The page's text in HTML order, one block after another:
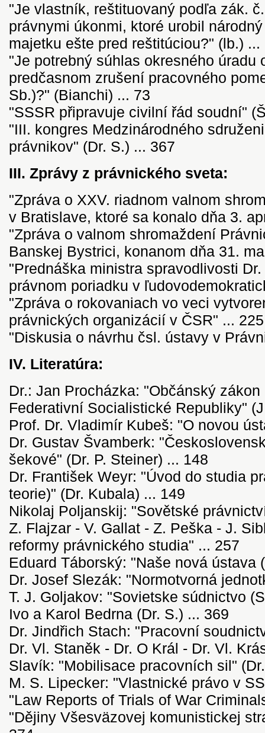
"Je vlastník, reštituovaný podľa zák.
právnymi úkonmi, ktoré urobil
majetku ešte pred reštitúciou?" (lb.) ...
"Je potrebný súhlas okresného úradu
predčasnom zrušení pracovného
Sb.)?" (Bianchi) ... 73
"SSSR připravuje civilní řád soudní"
"III. kongres Medzinárodného
právnikov" (Dr. S.) ... 367
III. Zprávy z právnického sveta:
"Zpráva o XXV. riadnom valnom
v Bratislave, ktoré sa konalo dňa 3.
"Zpráva o valnom shromaždení
Banskej Bystrici, konanom dňa 31.
"Prednáška ministra spravodlivosti
právnom poriadku v
"Zpráva o rokovaniach vo veci
právnických organizácií v ČSR" ... 225
"Diskusia o návrhu čsl. ústavy v
IV. Literatúra:
Dr.: Jan Procházka: "Občánský
Federativní Socialistické Republiky"
Prof. Dr. Vladimír Kubeš: "O novou
Dr. Gustav Švamberk:
šekové" (Dr. P. Steiner) ... 148
Dr. František Weyr: "Úvod do studia
teorie)" (Dr. Kubala) ... 149
Nikolaj Poljanskij: "Sovětské
Z. Flajzar - V. Gallat - Z. Peška - J.
reformy právnického studia" ... 257
Eduard Táborský: "Naše nová ústava
Dr. Josef Slezák: "Normotvorná
T. J. Goljakov: "Sovietske súdnictvo
Ivo a Karol Bedrna (Dr. S.) ... 369
Dr. Jindřich Stach: "Pracovní
Dr. Vl. Staněk - Dr. O Král - Dr. Vl.
Slavík: "Mobilisace pracovních sil"
M. S. Lipecker: "Vlastnické právo v
"Law Reports of Trials of War
"Dějiny Všesväzovej komunistickej